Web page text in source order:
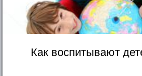
Как воспитывают